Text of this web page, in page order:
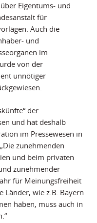
Eigentums- und
für
Auch die
und
im
von der
unnötiger
der
und hat deshalb
im Pressewesen in
zunehmenden
und beim privaten
zunehmender
für Meinungsfreiheit
Länder, wie z.B. Bayern
haben, muss auch in